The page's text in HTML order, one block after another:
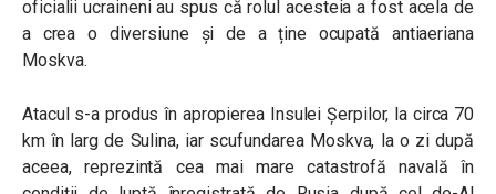
oficialii ucraineni au spus că rolul acesteia a fost acela de
a crea o diversiune și de a ține ocupată antiaeriana
Moskva.
Atacul s-a produs în apropierea Insulei Șerpilor, la circa 70
km în larg de Sulina, iar scufundarea Moskva, la o zi după
aceea, reprezintă cea mai mare catastrofă navală în